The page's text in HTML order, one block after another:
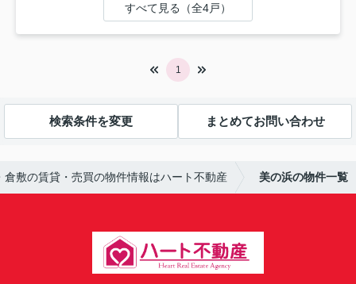
すべて見る（全4戸）
1
検索条件を変更 まとめてお問い合わせ
倉敷の賃貸・売買の物件情報はハート不動産 美の浜の物件一覧